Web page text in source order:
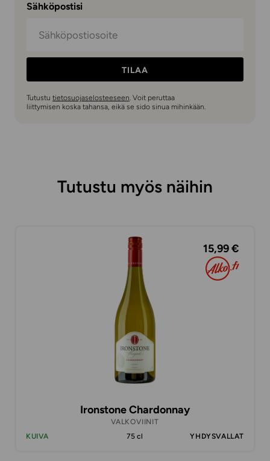
Sähköpostisi
TILAA
Tutustu tietosuojaselosteeseen. Voit peruttaa
liittymisen koska tahansa, eikä se sido sinua mihinkään.
Tutustu myös näihin
15,99 €
Ironstone Chardonnay
VALKOVIINIT
KUIVA
75 cl YHDYSVALLAT